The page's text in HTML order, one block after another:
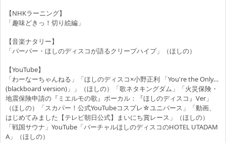
【NHKラーニング】
「趣味どきっ！切り絵編」
【音楽ナタリー】
「パーパー・ほしのディスコが語るクリープハイプ」（ほしの）
【YouTube】
「わーなーちゃんねる」「ほしのディスコ×小野正利 「You're the Only…
(blackboard version)」」（ほしの）「歌ネタキングダム」「火災保険・
地震保険申請の『ミエルモの歌』ボーカル：『ほしのディスコ』Ver」
（ほしの）「スカパー！公式YouTubeコスプレ☆ユニバース」「動画、
はじめてみました【テレビ朝日公式】まいにち賞レース」（ほしの）
「戦国サウナ 」YouTube「バーチャルほしのディスコのHOTEL UTADAM
A」（ほしの）